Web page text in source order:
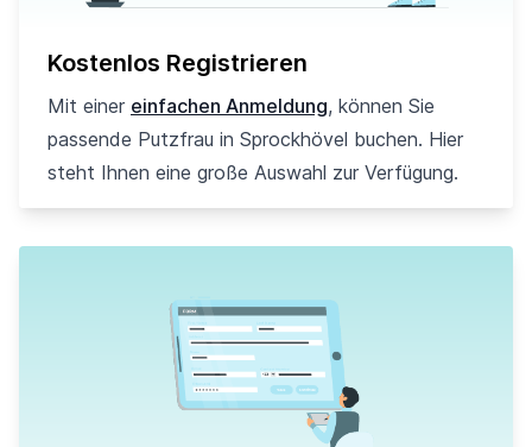
Kostenlos Registrieren
Mit einer einfachen Anmeldung, können Sie
passende Putzfrau in Sprockhövel buchen. Hier
steht Ihnen eine große Auswahl zur Verfügung.